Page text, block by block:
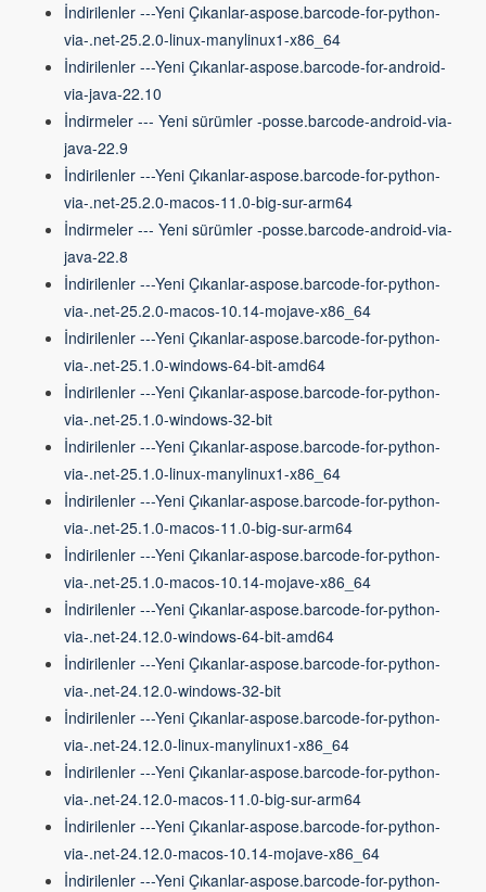
İndirilenler ---Yeni Çıkanlar-aspose.barcode-for-python-
via-.net-25.2.0-linux-manylinux1-x86_64
İndirilenler ---Yeni Çıkanlar-aspose.barcode-for-android-
via-java-22.10
İndirmeler --- Yeni sürümler -posse.barcode-android-via-
java-22.9
İndirilenler ---Yeni Çıkanlar-aspose.barcode-for-python-
via-.net-25.2.0-macos-11.0-big-sur-arm64
İndirmeler --- Yeni sürümler -posse.barcode-android-via-
java-22.8
İndirilenler ---Yeni Çıkanlar-aspose.barcode-for-python-
via-.net-25.2.0-macos-10.14-mojave-x86_64
İndirilenler ---Yeni Çıkanlar-aspose.barcode-for-python-
via-.net-25.1.0-windows-64-bit-amd64
İndirilenler ---Yeni Çıkanlar-aspose.barcode-for-python-
via-.net-25.1.0-windows-32-bit
İndirilenler ---Yeni Çıkanlar-aspose.barcode-for-python-
via-.net-25.1.0-linux-manylinux1-x86_64
İndirilenler ---Yeni Çıkanlar-aspose.barcode-for-python-
via-.net-25.1.0-macos-11.0-big-sur-arm64
İndirilenler ---Yeni Çıkanlar-aspose.barcode-for-python-
via-.net-25.1.0-macos-10.14-mojave-x86_64
İndirilenler ---Yeni Çıkanlar-aspose.barcode-for-python-
via-.net-24.12.0-windows-64-bit-amd64
İndirilenler ---Yeni Çıkanlar-aspose.barcode-for-python-
via-.net-24.12.0-windows-32-bit
İndirilenler ---Yeni Çıkanlar-aspose.barcode-for-python-
via-.net-24.12.0-linux-manylinux1-x86_64
İndirilenler ---Yeni Çıkanlar-aspose.barcode-for-python-
via-.net-24.12.0-macos-11.0-big-sur-arm64
İndirilenler ---Yeni Çıkanlar-aspose.barcode-for-python-
via-.net-24.12.0-macos-10.14-mojave-x86_64
İndirilenler ---Yeni Çıkanlar-aspose.barcode-for-python-